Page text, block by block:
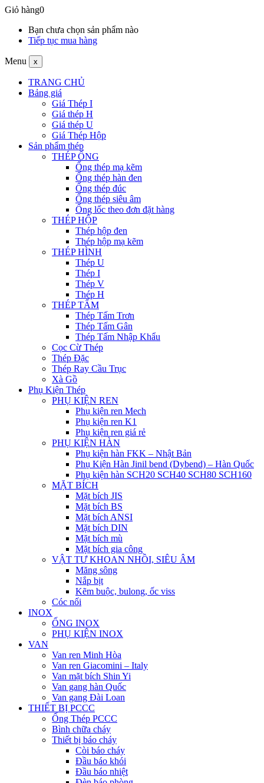
Giỏ hàng0
Bạn chưa chọn sản phẩm nào
Tiếp tục mua hàng
Menu x
TRANG CHỦ
Bảng giá
Giá Thép I
Giá thép H
Giá thép U
Giá Thép Hộp
Sản phẩm thép
THÉP ỐNG
Ống thép mạ kẽm
Ống thép hàn đen
Ống thép đúc
Ống thép siêu âm
Ống lốc theo đơn đặt hàng
THÉP HỘP
Thép hộp đen
Thép hộp mạ kẽm
THÉP HÌNH
Thép U
Thép I
Thép V
Thép H
THÉP TẤM
Thép Tấm Trơn
Thép Tấm Gân
Thép Tấm Nhập Khẩu
Cọc Cừ Thép
Thép Đặc
Thép Ray Cầu Trục
Xà Gồ
Phụ Kiện Thép
PHỤ KIỆN REN
Phụ kiện ren Mech
Phụ kiện ren K1
Phụ kiện ren giá rẻ
PHỤ KIỆN HÀN
Phụ kiện hàn FKK – Nhật Bản
Phụ Kiện Hàn Jinil bend (Dybend) – Hàn Quốc
Phụ kiện hàn SCH20 SCH40 SCH80 SCH160
MẶT BÍCH
Mặt bích JIS
Mặt bích BS
Mặt bích ANSI
Mặt bích DIN
Mặt bích mù
Mặt bích gia công
VẬT TƯ KHOAN NHỒI, SIÊU ÂM
Măng sông
Nắp bịt
Kẽm buộc, bulong, ốc viss
Cóc nối
INOX
ỐNG INOX
PHỤ KIỆN INOX
VAN
Van ren Minh Hòa
Van ren Giacomini – Italy
Van mặt bích Shin Yi
Van gang hàn Quốc
Van gang Đài Loan
THIẾT BỊ PCCC
Ống Thép PCCC
Bình chữa cháy
Thiết bị báo cháy
Còi báo cháy
Đầu báo khói
Đầu báo nhiệt